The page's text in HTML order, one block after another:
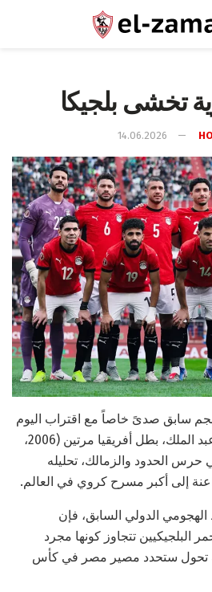
تخشى بلجيكا
14.06.2026
سابق صدىً خاصاً مع اقتراب اليوم
المنتظر. شارك أحمد عيد عبد الملك، بطل أفريقيا مرتين (2006،
حرس الحدود والزمالك، تحليله
إلى أكبر مسرح كروي في العالم.
الدولي السابق، فإن
البلجيكيين تتجاوز كونها مجرد
تحول ستحدد مصير مصر في كأس